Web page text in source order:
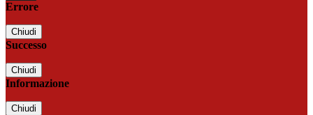
Errore
Chiudi
Successo
Chiudi
Informazione
Chiudi